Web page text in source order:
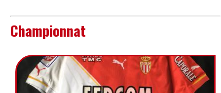
Championnat